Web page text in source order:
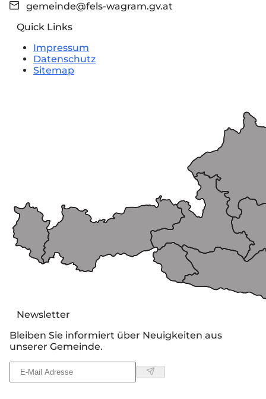
gemeinde@fels-wagram.gv.at
Quick Links
Impressum
Datenschutz
Sitemap
Newsletter
Bleiben Sie informiert über Neuigkeiten aus
unserer Gemeinde.